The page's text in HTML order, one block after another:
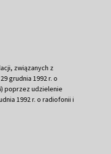
związanych z
grudnia 1992 r. o
poprzez udzielenie
1992 r. o radiofonii i